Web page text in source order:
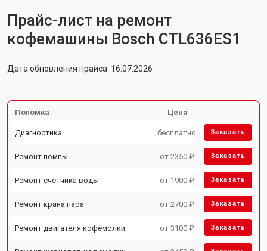
Прайс-лист на ремонт
кофемашины Bosch CTL636ES1
Дата обновления прайса: 16.07.2026
Поломка Цена
Диагностика бесплатно Заказать
Ремонт помпы от 2350 ₽ Заказать
Ремонт счетчика воды от 1900 ₽ Заказать
Ремонт крана пара от 2700 ₽ Заказать
Ремонт двигателя кофемолки от 3100 ₽ Заказать